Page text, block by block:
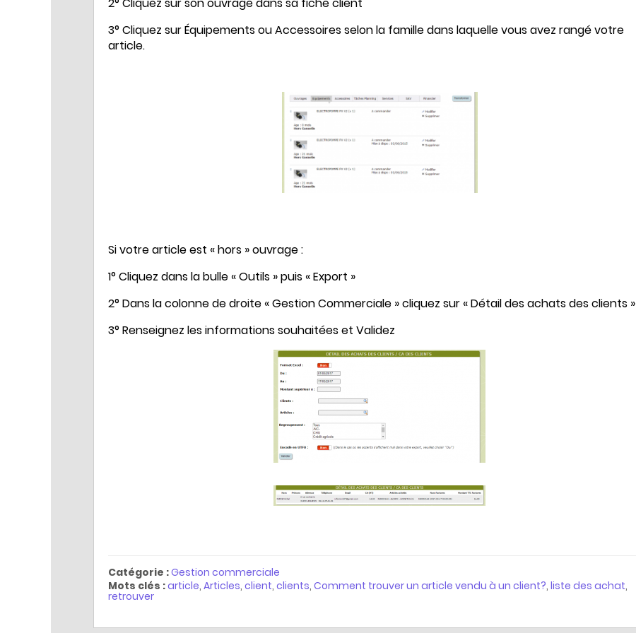
3° Cliquez sur Équipements ou Accessoires selon la famille dans laquelle vous avez rangé votre
article.
Si votre article est « hors » ouvrage :
1° Cliquez dans la bulle « Outils » puis « Export »
2° Dans la colonne de droite « Gestion Commerciale » cliquez sur « Détail des achats des clients »
3° Renseignez les informations souhaitées et Validez
Catégorie :Gestion commerciale
Mots clés :article, Articles, client, clients, Comment trouver un article vendu à un client?, liste des achat,
retrouver